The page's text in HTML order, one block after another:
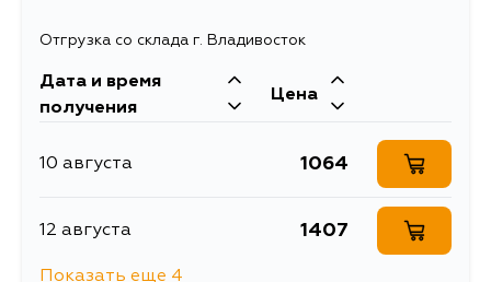
Отгрузка со склада г. Владивосток
Дата и время
получения
Цена
10 августа 1064
12 августа 1407
Показать еще 4